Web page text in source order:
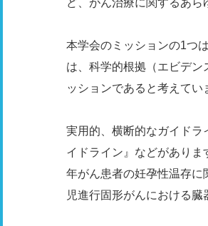
本学会のミッションの1つ
は、科学的根拠（エビデン
ッションであると考えてい
実用的、横断的なガイド
イドライン』などがあり
年がん患者の妊孕性温存
児進行固形がんにおける臓